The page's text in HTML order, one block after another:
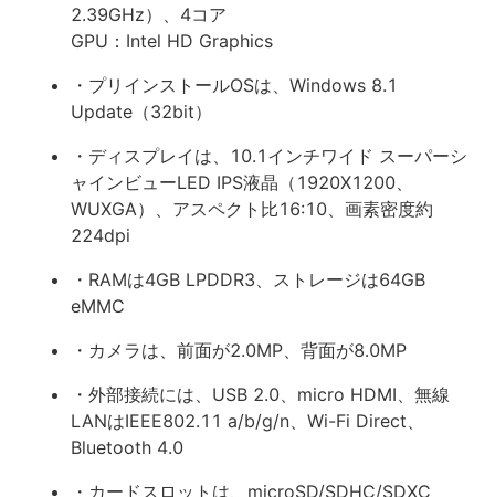
2.39GHz）、4コア
GPU：Intel HD Graphics
・プリインストールOSは、Windows 8.1
Update（32bit）
・ディスプレイは、10.1インチワイド スーパーシ
ャインビューLED IPS液晶（1920X1200、
WUXGA）、アスペクト比16:10、画素密度約
224dpi
・RAMは4GB LPDDR3、ストレージは64GB
eMMC
・カメラは、前面が2.0MP、背面が8.0MP
・外部接続には、USB 2.0、micro HDMI、無線
LANはIEEE802.11 a/b/g/n、Wi-Fi Direct、
Bluetooth 4.0
・カードスロットは、microSD/SDHC/SDXC